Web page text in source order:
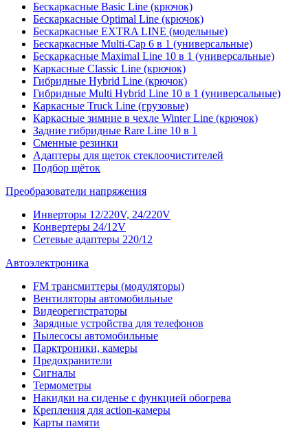
Бескаркасные Basic Line (крючок)
Бескаркасные Optimal Line (крючок)
Бескаркасные EXTRA LINE (модельные)
Бескаркасные Multi-Cap 6 в 1 (универсальные)
Бескаркасные Maximal Line 10 в 1 (универсальные)
Каркасные Classic Line (крючок)
Гибридные Hybrid Line (крючок)
Гибридные Multi Hybrid Line 10 в 1 (универсальные)
Каркасные Truck Line (грузовые)
Каркасные зимние в чехле Winter Line (крючок)
Задние гибридные Rare Line 10 в 1
Сменные резинки
Адаптеры для щеток стеклоочистителей
Подбор щёток
Преобразователи напряжения
Инверторы 12/220V, 24/220V
Конвертеры 24/12V
Сетевые адаптеры 220/12
Автоэлектроника
FM трансмиттеры (модуляторы)
Вентиляторы автомобильные
Видеорегистраторы
Зарядные устройства для телефонов
Пылесосы автомобильные
Парктроники, камеры
Предохранители
Сигналы
Термометры
Накидки на сиденье с функцией обогрева
Крепления для action-камеры
Карты памяти